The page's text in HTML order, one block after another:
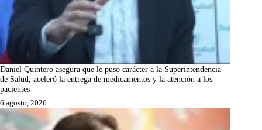
Daniel Quintero asegura que le puso carácter a la Superintendencia
de Salud, aceleró la entrega de medicamentos y la atención a los
pacientes
6 agosto, 2026